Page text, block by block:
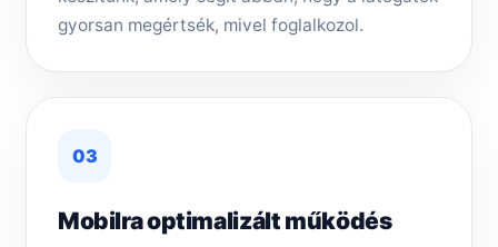
gyorsan megértsék, mivel foglalkozol.
03
Mobilra optimalizált működés